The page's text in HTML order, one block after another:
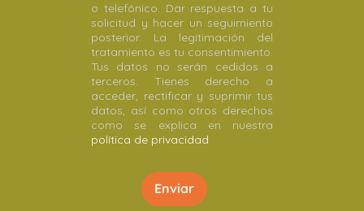
o telefónico. Dar respuesta a tu
solicitud y hacer un seguimiento
posterior. La legitimación del
tratamiento es tu consentimiento.
Tus datos no serán cedidos a
terceros. Tienes derecho a
acceder, rectificar y suprimir tus
datos, así como otros derechos
como se explica en nuestra
política de privacidad